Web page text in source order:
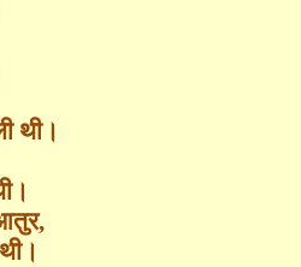
थी।
,